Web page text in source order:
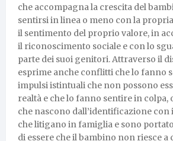
che accompagna la crescita del
sentirsi in linea o meno con la
il sentimento del proprio valore, in
il riconoscimento sociale e con lo
parte dei suoi genitori. Attraverso il
esprime anche conflitti che lo fanno
impulsi istintuali che non possono
realtà e che lo fanno sentire in
che nascono dall’identificazione
che litigano in famiglia e sono
di essere che il bambino non riesce